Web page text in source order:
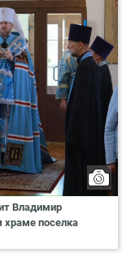
Владимир
храме поселка